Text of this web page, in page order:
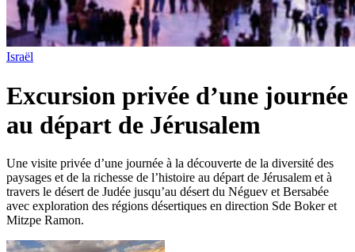
Israël
Excursion privée d’une journée
au départ de Jérusalem
Une visite privée d’une journée à la découverte de la diversité des
paysages et de la richesse de l’histoire au départ de Jérusalem et à
travers le désert de Judée jusqu’au désert du Néguev et Bersabée
avec exploration des régions désertiques en direction Sde Boker et
Mitzpe Ramon.